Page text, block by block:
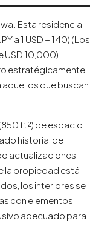
Esta residencia
a 1 USD = 140) (Los
10,000).
estratégicamente
que buscan
ft²) de espacio
historial de
actualizaciones
la propiedad está
los interiores se
con elementos
adecuado para